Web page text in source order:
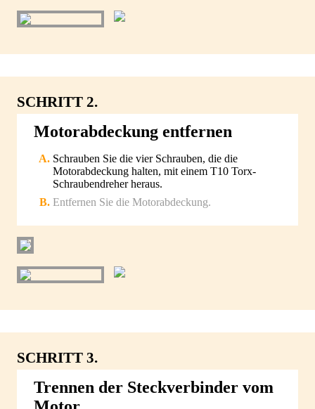
SCHRITT 2.
Motorabdeckung entfernen
Schrauben Sie die vier Schrauben, die die
Motorabdeckung halten, mit einem T10 Torx-
Schraubendreher heraus.
Entfernen Sie die Motorabdeckung.
SCHRITT 3.
Trennen der Steckverbinder vom